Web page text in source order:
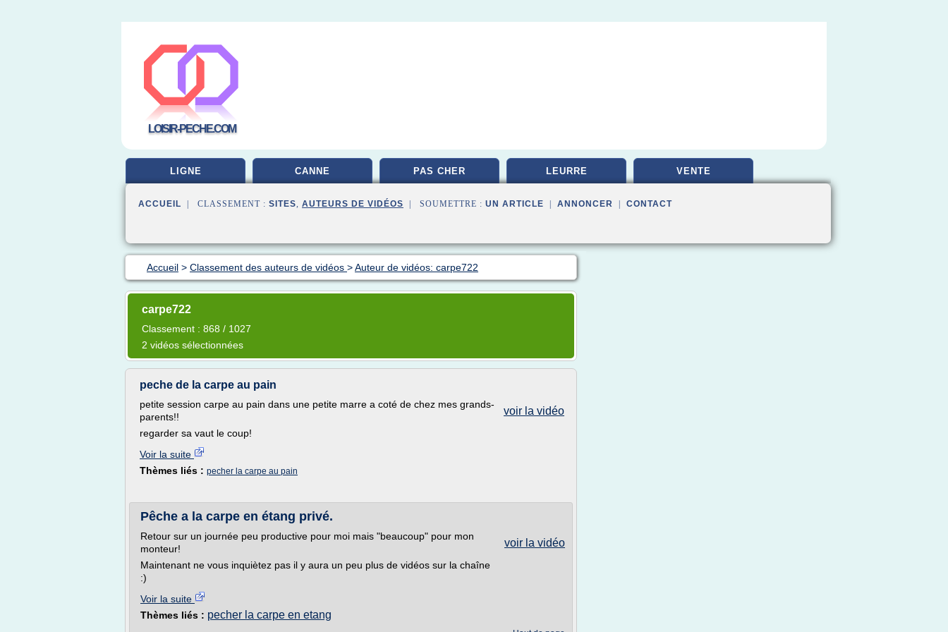
LOISIR-PECHE.COM
LIGNE CANNE PAS CHER LEURRE VENTE
ACCUEIL | CLASSEMENT : SITES, AUTEURS DE VIDÉOS | SOUMETTRE : UN ARTICLE ANNONCER CONTACT
Accueil > Classement des auteurs de vidéos >Auteur de vidéos: carpe722
carpe722
Classement : 868 / 1027
2 vidéos sélectionnées
peche de la carpe au pain
voir la vidéo
petite session carpe au pain dans une petite marre a coté de chez mes grands-
parents!!
regarder sa vaut le coup!
Voir la suite
Thèmes liés : pecher la carpe au pain
Pêche a la carpe en étang privé.
voir la vidéo
Retour sur un journée peu productive pour moi mais "beaucoup" pour mon
monteur!
Maintenant ne vous inquiètez pas il y aura un peu plus de vidéos sur la chaîne
:)
Voir la suite
Thèmes liés : pecher la carpe en etang